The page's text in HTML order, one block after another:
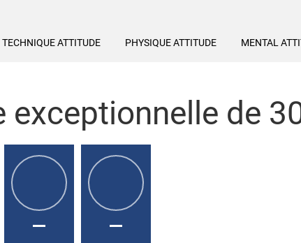
TECHNIQUE ATTITUDE PHYSIQUE ATTITUDE MENTAL
de